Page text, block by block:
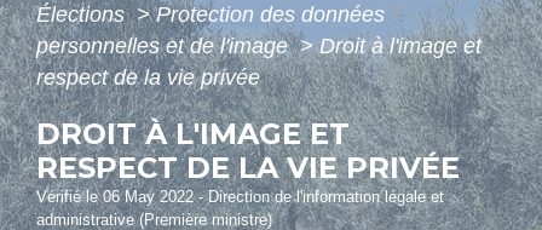
Élections> Protection des données
personnelles et de l'image> Droit à l'image et
respect de la vie privée
DROIT À L'IMAGE ET
RESPECT DE LA VIE PRIVÉE
Vérifié le 06 May 2022 - Direction de l'information légale et
administrative (Première ministre)